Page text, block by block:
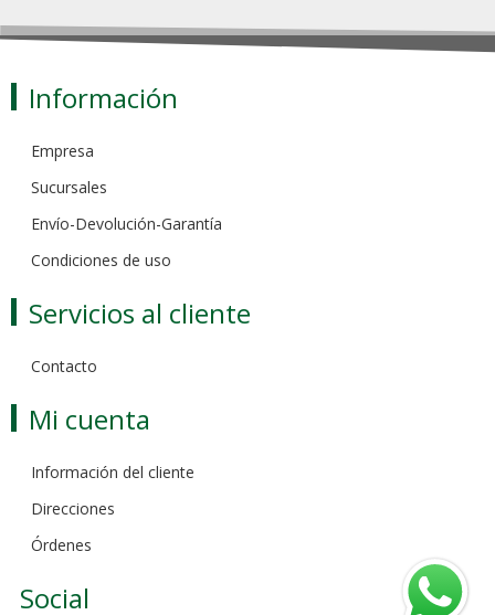
Información
Empresa
Sucursales
Envío-Devolución-Garantía
Condiciones de uso
Servicios al cliente
Contacto
Mi cuenta
Información del cliente
Direcciones
Órdenes
Social